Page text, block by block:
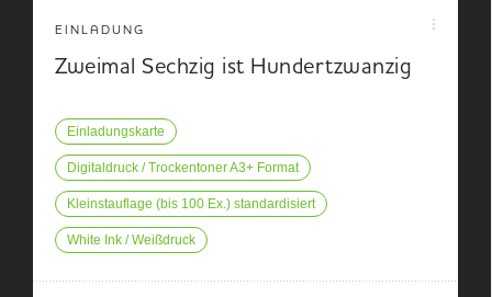
EINLADUNG
Zweimal Sechzig ist Hundertzwanzig
Einladungskarte
Digitaldruck / Trockentoner A3+ Format
Kleinstauflage (bis 100 Ex.) standardisiert
White Ink / Weißdruck